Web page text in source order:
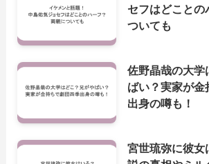
セフはどことの
ついても
佐野晶哉の大学
ばい？実家が金
出身の噂も！
宮世琉弥に彼女